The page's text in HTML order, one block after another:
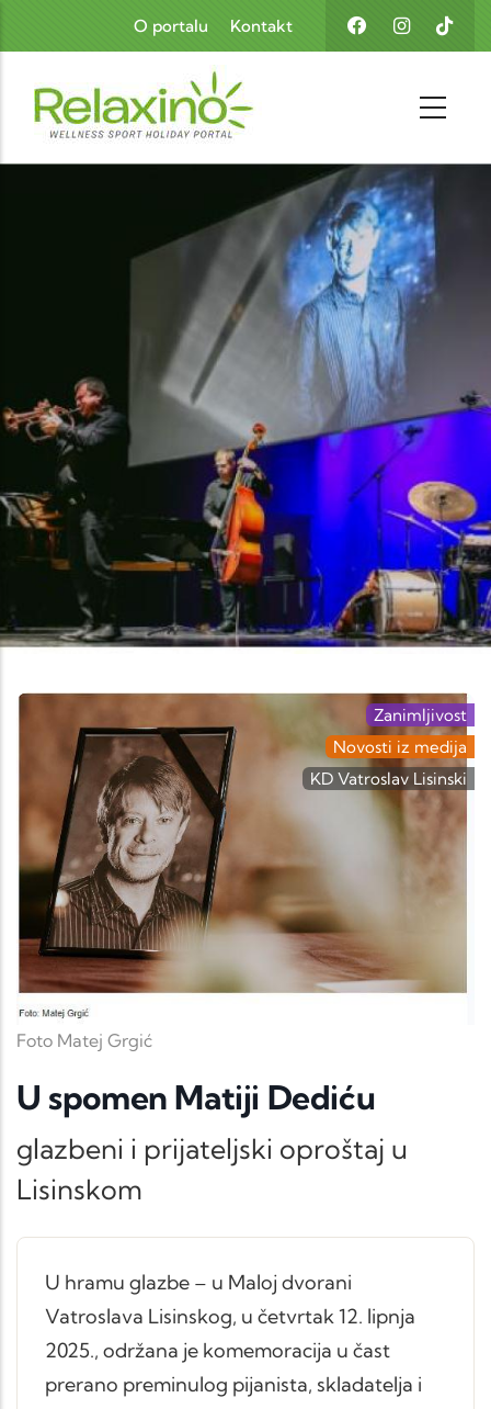
Skoči na glavni sadržaj
O portalu Kontakt
Foto Matej Grgić
Zanimljivost
Novosti iz medija
KD Vatroslav Lisinski
U spomen Matiji Dediću
glazbeni i prijateljski oproštaj u
Lisinskom
U hramu glazbe – u Maloj dvorani
Vatroslava Lisinskog, u četvrtak 12. lipnja
2025., održana je komemoracija u čast
prerano preminulog pijanista, skladatelja i